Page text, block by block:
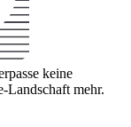
keine
mehr.